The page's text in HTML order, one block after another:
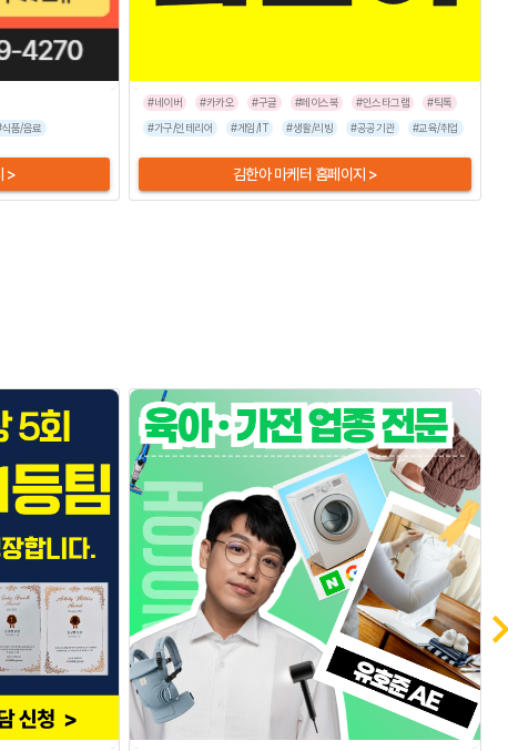
품/음료
>
#네이버 #카카오 #구글 #페이스북 #인스타그램
#틱톡
#가구/인테리어
#게임/IT #생활/리빙 #공공기관 #교육/취업
김한아 마케터 홈페이지 >